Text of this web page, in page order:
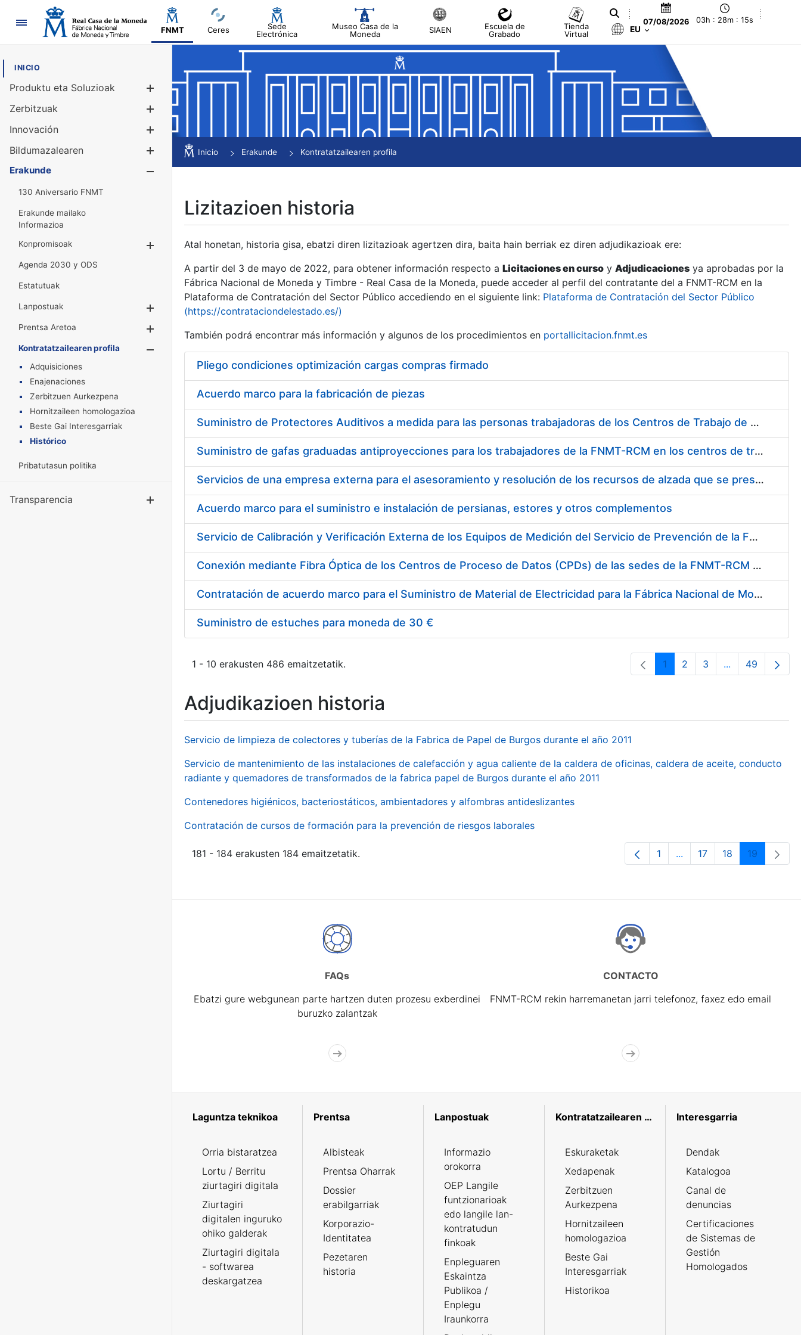
Nabigazioa
FNMT Ceres
Sede
Electrónica
Museo Casa de la
Moneda
SIAEN
Escuela de
Grabado
Tienda
Virtual
07/08/2026 03h : 28m : 16s
EU
INICIO
Produktu eta Soluzioak
Erakutsi/Ezkutatu
Zerbitzuak
Innovación
Bildumazalearen
Erakutsi/Ezkutatu
Erakunde
130 Aniversario FNMT
Erakunde mailako
Informazioa
Konpromisoak
Erakutsi/Ezkutatu
Agenda 2030 y ODS
Estatutuak
Lanpostuak
Erakutsi/Ezkutatu
Prentsa Aretoa
Erakutsi/Ezkutatu
Kontratatzailearen profila
Erakutsi/Ezkutatu
Adquisiciones
Enajenaciones
Zerbitzuen Aurkezpena
Hornitzaileen homologazioa
Beste Gai Interesgarriak
Histórico
Pribatutasun politika
Transparencia Erakutsi/Ezkutatu
Inicio Erakunde Kontratatzailearen profila
Lizitazioen historia
Atal honetan, historia gisa, ebatzi diren lizitazioak agertzen dira, baita hain berriak ez diren adjudikazioak ere:
A partir del 3 de mayo de 2022, para obtener información respecto a Licitaciones en curso y Adjudicaciones ya aprobadas por la
Fábrica Nacional de Moneda y Timbre - Real Casa de la Moneda, puede acceder al perfil del contratante del a FNMT-RCM en la
Plataforma de Contratación del Sector Público accediendo en el siguiente link: Plataforma de Contratación del Sector Público
(https://contrataciondelestado.es/)
También podrá encontrar más información y algunos de los procedimientos en portallicitacion.fnmt.es
Pliego condiciones optimización cargas compras firmado
Acuerdo marco para la fabricación de piezas
Suministro de Protectores Auditivos a medida para las personas trabajadoras de los Centros de Trabajo de Madrid y Burgos
Suministro de gafas graduadas antiproyecciones para los trabajadores de la FNMT-RCM en los centros de trabajo de Madrid y Burgos
Servicios de una empresa externa para el asesoramiento y resolución de los recursos de alzada que se presentan relacionados con procesos de selección para la FNMT-RCM
Acuerdo marco para el suministro e instalación de persianas, estores y otros complementos
Servicio de Calibración y Verificación Externa de los Equipos de Medición del Servicio de Prevención de la FNMT-RCM
Conexión mediante Fibra Óptica de los Centros de Proceso de Datos (CPDs) de las sedes de la FNMT-RCM de Burgos y Madrid
Contratación de acuerdo marco para el Suministro de Material de Electricidad para la Fábrica Nacional de Moneda y Timbre-Real Casa de la Moneda en su centro de trabajo de Burgos
Suministro de estuches para moneda de 30 €
1 - 10 erakusten 486 emaitzetatik. Orrialdea
1 Orrialdea
2 Orrialdea
3 ...Intermediate
Orrialdea
49
Adjudikazioen historia
Servicio de limpieza de colectores y tuberías de la Fabrica de Papel de Burgos durante el año 2011
Servicio de mantenimiento de las instalaciones de calefacción y agua caliente de la caldera de oficinas, caldera de aceite, conducto
radiante y quemadores de transformados de la fabrica papel de Burgos durante el año 2011
Contenedores higiénicos, bacteriostáticos, ambientadores y alfombras antideslizantes
Contratación de cursos de formación para la prevención de riesgos laborales
181 - 184 erakusten 184 emaitzetatik. Orrialdea
1 ...Intermediate Pages Use
Orrialdea
17 Orrialdea
18 Orrialdea
19
FAQs
Ebatzi gure webgunean parte hartzen duten prozesu exberdinei
buruzko zalantzak
CONTACTO
FNMT-RCM rekin harremanetan jarri telefonoz, faxez edo email
Laguntza teknikoa
Orria bistaratzea
Lortu / Berritu
ziurtagiri digitala
Ziurtagiri
digitalen inguruko
ohiko galderak
Ziurtagiri digitala
- softwarea
deskargatzea
Prentsa
Albisteak
Prentsa Oharrak
Dossier
erabilgarriak
Korporazio-
Identitatea
Pezetaren
historia
Lanpostuak
Informazio
orokorra
OEP Langile
funtzionarioak
edo langile lan-
kontratudun
finkoak
Enpleguaren
Eskaintza
Publikoa /
Enplegu
Iraunkorra
Kontratatzailearen profila
Eskuraketak
Xedapenak
Zerbitzuen
Aurkezpena
Hornitzaileen
homologazioa
Beste Gai
Interesgarriak
Historikoa
Interesgarria
Dendak
Katalogoa
Canal de
denuncias
Certificaciones
de Sistemas de
Gestión
Homologados